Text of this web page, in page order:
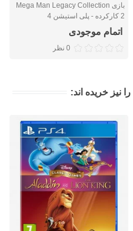
بازی Mega Man Legacy Collection
2 کارکرده - پلی استیشن 4
اتمام موجودی
0 نظر
نیز خریده اند: